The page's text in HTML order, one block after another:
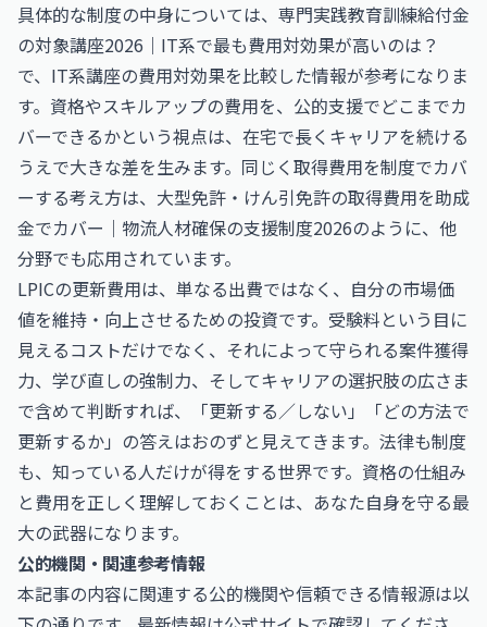
具体的な制度の中身については、 専門実践教育訓練給付金
の対象講座2026｜IT系で最も費用対効果が高いのは？
で、IT系講座の費用対効果を比較した情報が参考になりま
す。資格やスキルアップの費用を、公的支援でどこまでカ
バーできるかという視点は、在宅で長くキャリアを続ける
うえで大きな差を生みます。同じく取得費用を制度でカバ
ーする考え方は、 大型免許・けん引免許の取得費用を助成
金でカバー｜物流人材確保の支援制度2026のように、他
分野でも応用されています。
LPICの更新費用は、単なる出費ではなく、自分の市場価
値を維持・向上させるための投資です。受験料という目に
見えるコストだけでなく、それによって守られる案件獲得
力、学び直しの強制力、そしてキャリアの選択肢の広さま
で含めて判断すれば、「更新する／しない」「どの方法で
更新するか」の答えはおのずと見えてきます。法律も制度
も、知っている人だけが得をする世界です。資格の仕組み
と費用を正しく理解しておくことは、あなた自身を守る最
大の武器になります。
公的機関・関連参考情報
本記事の内容に関連する公的機関や信頼できる情報源は以